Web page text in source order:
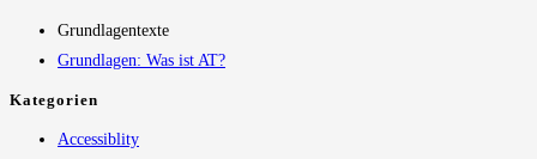
Grundlagentexte
Grundlagen: Was ist AT?
Kategorien
Accessiblity